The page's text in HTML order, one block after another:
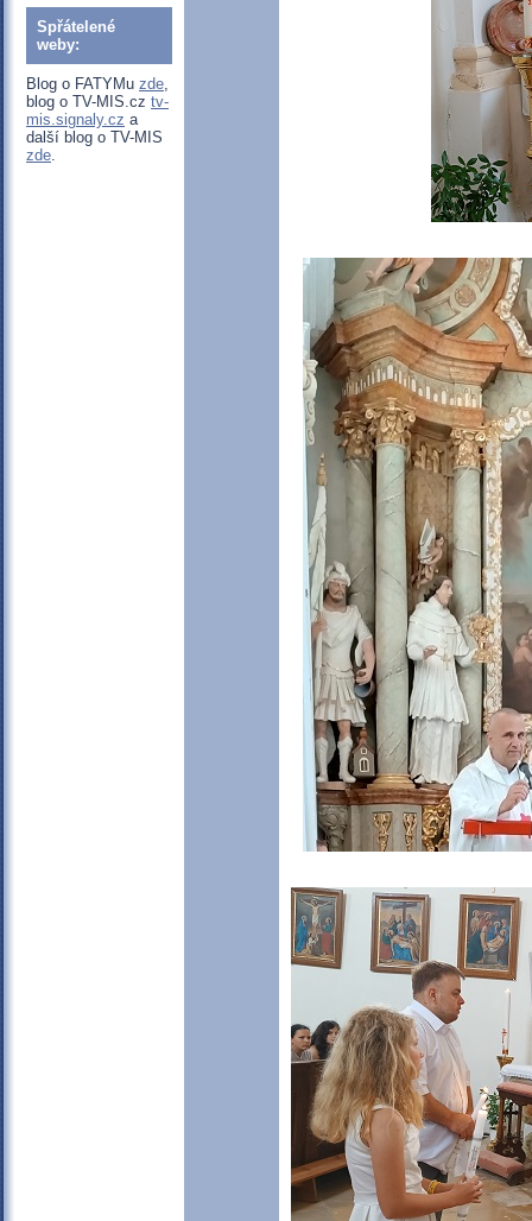
Spřátelené
weby:
Blog o FATYMu zde,
blog o TV-MIS.cz tv-
mis.signaly.cz a
další blog o TV-MIS
zde.